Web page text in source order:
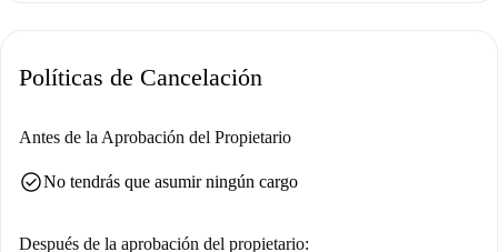
puede visitar Margi Davis, una importante atracción turística, en las
desde esta ubicación accesible.
Políticas de Cancelación
Antes de la Aprobación del Propietario
check_circleNo tendrás que asumir ningún cargo
Después de la aprobación del propietario: